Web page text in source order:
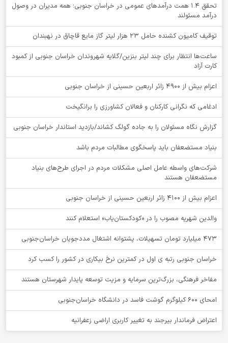
تحقق ۱.۴ همت درآمدهای عمومی در خراسان جنوبی؛ همه مدیران در وصول
درآمد مسئولند
توقيف کامیون کشنده حامل 23 هزار لیتر گاز مایع قاچاق در نهبندان
ساعت‌ها انتظار برای چند لیتر بنزین/گلایه شهروندان خراسان جنوبی از کمبود
کارت آزاد
اعزام بیش از 4900 زائر اربعین حسینی از خراسان جنوبی
ادغامی که نگرانی کارکنان و فعالان کشاورزی را برانگیخت
گزارش نگاه مسئولان را به جاده گولگ کشاند/بازدید استاندار خراسان جنوبی
بنیاد مستضعفان باید پاسخگوی مطالبات مردم باشد
شرکت‌های واسطه عامل اصلی مشکلات مردم در اجرای طرح‌های بنیاد
مستضعفان هستند
اعزام بیش از 4100 زائر اربعین حسینی از خراسان جنوبی
والدین شهریه مصوب را در «کودکستان‌یاب» استعلام کنند
۴۷۳ میلیارد تومان تسهیلات، پشتوانه اشتغال مددجویان خراسان‌جنوبی
خراسان جنوبی رتبه ی اول در کمترین نرخ بیکاری در کشور را کسب کرد
مفاخر فرهنگی، بزرگ‌ترین سرمایه و مزیت توسعه پایدار شهرستان هستند
امحای ۶۰۰ کیلوگرم گوشت فاسد در دانشگاه خراسان‌جنوبی
اعتراض فرماندار بیرجند به تغییر کاربری اراضی زعفرانیه